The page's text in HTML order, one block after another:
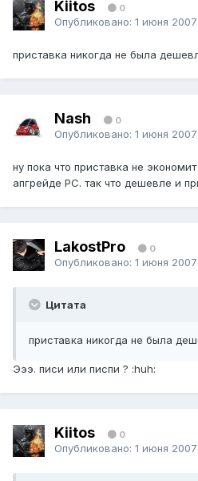
Kiitos 0
Опубликовано: 1 июня 2007
приставка никогда не была
Nash 0
Опубликовано: 1 июня 2007
ну пока что приставка не
апгрейде РС. так что дешевле и
LakostPro 0
Опубликовано: 1 июня 2007
Цитата
приставка никогда не была
Эээ. писи или писпи ? :huh:
Kiitos 0
Опубликовано: 1 июня 2007